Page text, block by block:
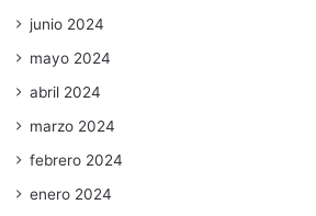
junio 2024
mayo 2024
abril 2024
marzo 2024
febrero 2024
enero 2024